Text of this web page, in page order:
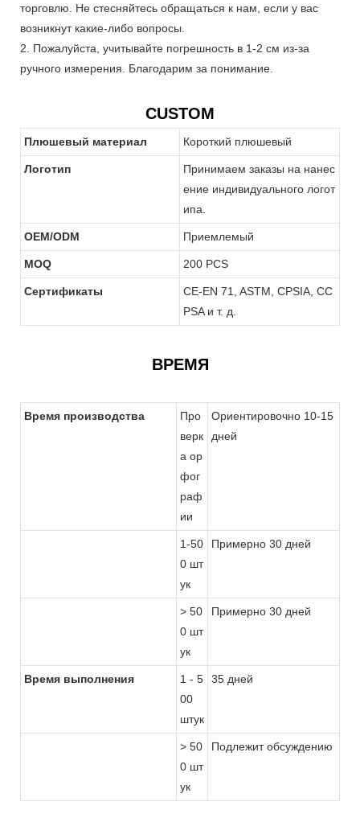
торговлю. Не стесняйтесь обращаться к нам, если у вас
возникнут какие-либо вопросы.
2. Пожалуйста, учитывайте погрешность в 1-2 см из-за
ручного измерения. Благодарим за понимание.
CUSTOM
Плюшевый материал Короткий плюшевый
Логотип
Принимаем заказы на нанес
ение индивидуального логот
ипа.
OEM/ODM Приемлемый
MOQ 200 PCS
Сертификаты
CE-EN 71, ASTM, CPSIA, CC
PSA и т. д.
ВРЕМЯ
Время производства
Про
верк
а ор
фог
раф
ии
Ориентировочно 10-15
дней
1-50
0 шт
ук
Примерно 30 дней
> 50
0 шт
ук
Примерно 30 дней
Время выполнения
1 - 5
00
штук
35 дней
> 50
0 шт
ук
Подлежит обсуждению